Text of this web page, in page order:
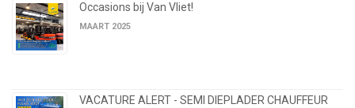
Occasions bij Van Vliet!
MAART 2025
VACATURE ALERT - SEMI DIEPLADER CHAUFFEUR